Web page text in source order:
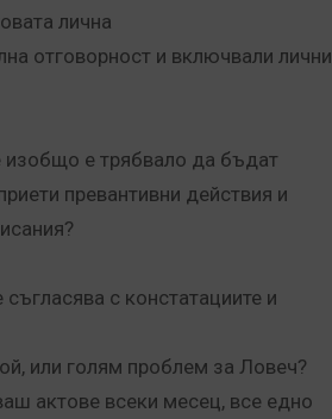
лична
отговорност и включвали лични
изобщо е трябвало да бъдат
превантивни действия и
с констатациите и
или голям проблем за Ловеч?
актове всеки месец, все едно